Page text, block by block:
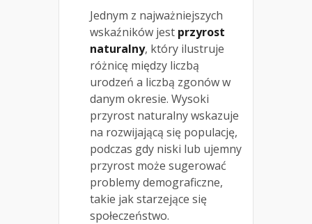
Jednym z najważniejszych
wskaźników jest przyrost
naturalny, który ilustruje
różnicę między liczbą
urodzeń a liczbą zgonów w
danym okresie. Wysoki
przyrost naturalny wskazuje
na rozwijającą się populację,
podczas gdy niski lub ujemny
przyrost może sugerować
problemy demograficzne,
takie jak starzejące się
społeczeństwo.